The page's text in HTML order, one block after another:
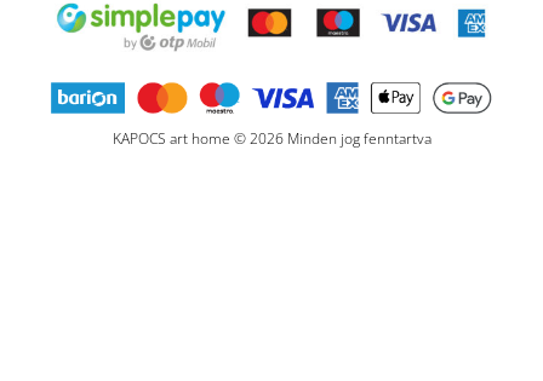
KAPOCS art home © 2026 Minden jog fenntartva